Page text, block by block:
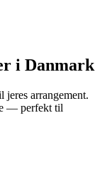
i Danmark
jeres arrangement.
— perfekt til